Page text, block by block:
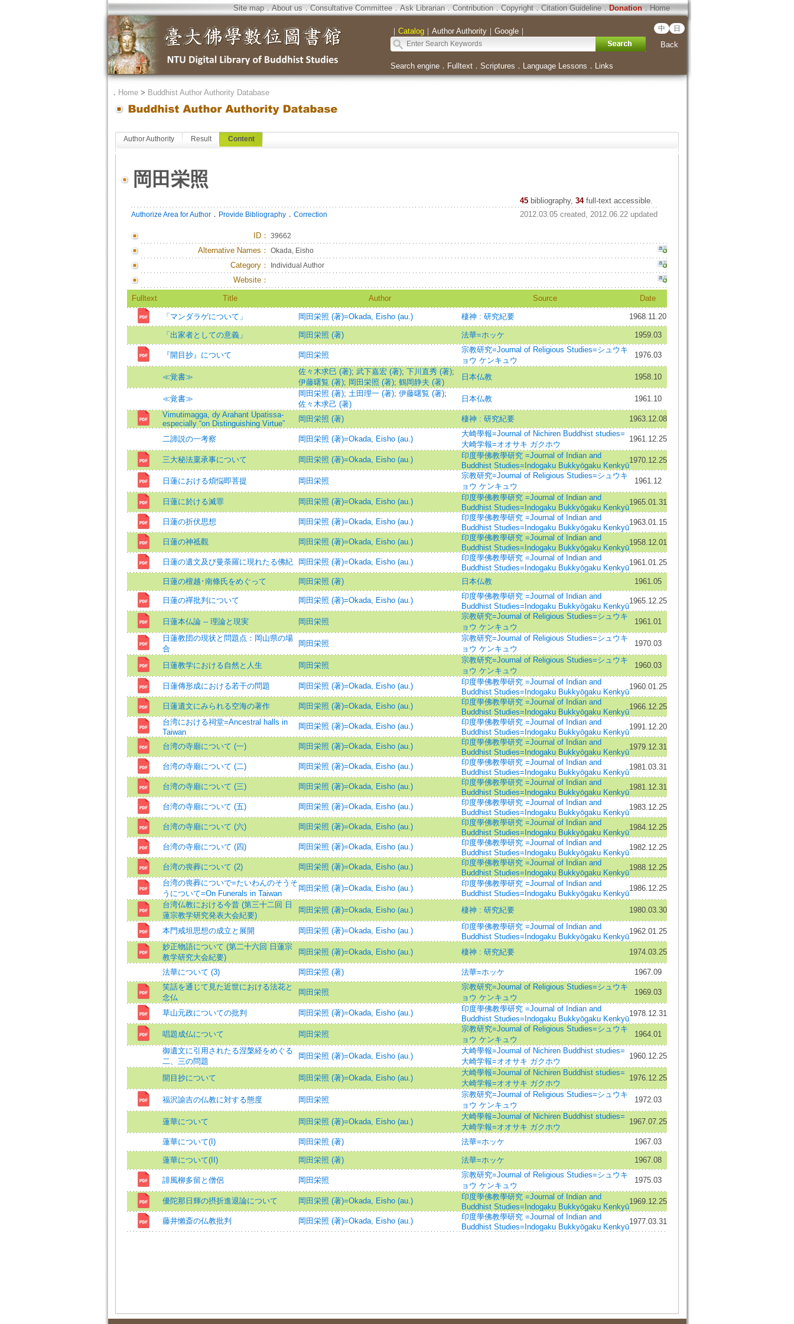
Site map．About us．Consultative Committee．Ask Librarian．Contribution．Copyright．Citation Guideline．Donation．Home
｜ Catalog｜ Author Authority｜ Google｜ 中 日
Back
Search engine． Fulltext． Scriptures ． Language Lessons ． Links
． Home> Buddhist Author Authority Database
Author Authority Result Content
岡田栄照
45 bibliography, 34full-text accessible.
Authorize Area for Author． Provide Bibliography． Correction 2012.03.05 created, 2012.06.22 updated
ID： 39662
Alternative Names： Okada, Eisho
Category： Individual Author
Website：
Fulltext Title Author Source Date
「マンダラゲについて」 岡田栄照 (著)=Okada, Eisho (au.) 棲神 : 研究紀要 1968.11.20
「出家者としての意義」 岡田栄照 (著) 法華=ホッケ 1959.03
『開目抄』について 岡田栄照
宗教研究=Journal of Religious Studies=シュウキ
ョウ ケンキュウ
1976.03
≪覚書≫
佐々木求巳 (著); 武下嘉宏 (著); 下川直秀 (著);
伊藤曙覧 (著); 岡田栄照 (著); 鶴岡静夫 (著)
日本仏教 1958.10
≪覚書≫
岡田栄照 (著); 土田理一 (著); 伊藤曙覧 (著);
佐々木求己 (著)
日本仏教
1961.10
Vimutimagga, dy Arahant Upatissa-
especially “on Distinguishing Virtue”
岡田栄照 (著) 棲神 : 研究紀要 1963.12.08
二諦説の一考察 岡田栄照 (著)=Okada, Eisho (au.)
大崎學報=Journal of Nichiren Buddhist studies=
大崎学報=オオサキ ガクホウ
1961.12.25
三大秘法稟承事について 岡田栄照 (著)=Okada, Eisho (au.)
印度學佛教學研究 =Journal of Indian and
Buddhist Studies=Indogaku Bukkyōgaku Kenkyū
1970.12.25
日蓮における煩悩即菩提 岡田栄照
宗教研究=Journal of Religious Studies=シュウキ
ョウ ケンキュウ
1961.12
日蓮に於ける滅罪 岡田栄照 (著)=Okada, Eisho (au.)
印度學佛教學研究 =Journal of Indian and
Buddhist Studies=Indogaku Bukkyōgaku Kenkyū
1965.01.31
日蓮の折伏思想 岡田栄照 (著)=Okada, Eisho (au.)
印度學佛教學研究 =Journal of Indian and
Buddhist Studies=Indogaku Bukkyōgaku Kenkyū
1963.01.15
日蓮の神祗觀 岡田栄照 (著)=Okada, Eisho (au.)
印度學佛教學研究 =Journal of Indian and
Buddhist Studies=Indogaku Bukkyōgaku Kenkyū
1958.12.01
日蓮の遺文及び曼荼羅に現れたる佛紀 岡田栄照 (著)=Okada, Eisho (au.)
印度學佛教學研究 =Journal of Indian and
Buddhist Studies=Indogaku Bukkyōgaku Kenkyū
1961.01.25
日蓮の檀越･南條氏をめぐって 岡田栄照 (著) 日本仏教 1961.05
日蓮の禪批判について 岡田栄照 (著)=Okada, Eisho (au.)
印度學佛教學研究 =Journal of Indian and
Buddhist Studies=Indogaku Bukkyōgaku Kenkyū
1965.12.25
日蓮本仏論 -- 理論と現実 岡田栄照
宗教研究=Journal of Religious Studies=シュウキ
ョウ ケンキュウ
1961.01
日蓮教団の現状と問題点：岡山県の場
合
岡田栄照
宗教研究=Journal of Religious Studies=シュウキ
ョウ ケンキュウ
1970.03
日蓮教学における自然と人生 岡田栄照
宗教研究=Journal of Religious Studies=シュウキ
ョウ ケンキュウ
1960.03
日蓮傳形成における若干の問題 岡田栄照 (著)=Okada, Eisho (au.)
印度學佛教學研究 =Journal of Indian and
Buddhist Studies=Indogaku Bukkyōgaku Kenkyū
1960.01.25
日蓮遺文にみられる空海の著作 岡田栄照 (著)=Okada, Eisho (au.)
印度學佛教學研究 =Journal of Indian and
Buddhist Studies=Indogaku Bukkyōgaku Kenkyū
1966.12.25
台湾における祠堂=Ancestral halls in
Taiwan
岡田栄照 (著)=Okada, Eisho (au.)
印度學佛教學研究 =Journal of Indian and
Buddhist Studies=Indogaku Bukkyōgaku Kenkyū
1991.12.20
台湾の寺廟について (一) 岡田栄照 (著)=Okada, Eisho (au.)
印度學佛教學研究 =Journal of Indian and
Buddhist Studies=Indogaku Bukkyōgaku Kenkyū
1979.12.31
台湾の寺廟について (二) 岡田栄照 (著)=Okada, Eisho (au.)
印度學佛教學研究 =Journal of Indian and
Buddhist Studies=Indogaku Bukkyōgaku Kenkyū
1981.03.31
台湾の寺廟について (三) 岡田栄照 (著)=Okada, Eisho (au.)
印度學佛教學研究 =Journal of Indian and
Buddhist Studies=Indogaku Bukkyōgaku Kenkyū
1981.12.31
台湾の寺廟について (五) 岡田栄照 (著)=Okada, Eisho (au.)
印度學佛教學研究 =Journal of Indian and
Buddhist Studies=Indogaku Bukkyōgaku Kenkyū
1983.12.25
台湾の寺廟について (六) 岡田栄照 (著)=Okada, Eisho (au.)
印度學佛教學研究 =Journal of Indian and
Buddhist Studies=Indogaku Bukkyōgaku Kenkyū
1984.12.25
台湾の寺廟について (四) 岡田栄照 (著)=Okada, Eisho (au.)
印度學佛教學研究 =Journal of Indian and
Buddhist Studies=Indogaku Bukkyōgaku Kenkyū
1982.12.25
台湾の喪葬について (2) 岡田栄照 (著)=Okada, Eisho (au.)
印度學佛教學研究 =Journal of Indian and
Buddhist Studies=Indogaku Bukkyōgaku Kenkyū
1988.12.25
台湾の喪葬についで=たいわんのそうそ
うについて=On Funerals in Taiwan
岡田栄照 (著)=Okada, Eisho (au.)
印度學佛教學研究 =Journal of Indian and
Buddhist Studies=Indogaku Bukkyōgaku Kenkyū
1986.12.25
台湾仏教における今昔 (第三十二回 日
蓮宗教学研究発表大会紀要)
岡田栄照 (著)=Okada, Eisho (au.) 棲神 : 研究紀要 1980.03.30
本門戒坦思想の成立と展開 岡田栄照 (著)=Okada, Eisho (au.)
印度學佛教學研究 =Journal of Indian and
Buddhist Studies=Indogaku Bukkyōgaku Kenkyū
1962.01.25
妙正物語について (第二十六回 日蓮宗
教学研究大会紀要)
岡田栄照 (著)=Okada, Eisho (au.) 棲神 : 研究紀要 1974.03.25
法華について (3) 岡田栄照 (著) 法華=ホッケ
1967.09
笑話を通じて見た近世における法花と
念仏
岡田栄照
宗教研究=Journal of Religious Studies=シュウキ
ョウ ケンキュウ
1969.03
草山元政についての批判 岡田栄照 (著)=Okada, Eisho (au.)
印度學佛教學研究 =Journal of Indian and
Buddhist Studies=Indogaku Bukkyōgaku Kenkyū
1978.12.31
唱題成仏について 岡田栄照
宗教研究=Journal of Religious Studies=シュウキ
ョウ ケンキュウ
1964.01
御遺文に引用されたる涅槃経をめぐる
二、三の問題
岡田栄照 (著)=Okada, Eisho (au.)
大崎學報=Journal of Nichiren Buddhist studies=
大崎学報=オオサキ ガクホウ
1960.12.25
開目抄について 岡田栄照 (著)=Okada, Eisho (au.)
大崎學報=Journal of Nichiren Buddhist studies=
大崎学報=オオサキ ガクホウ
1976.12.25
福沢諭吉の仏教に対する態度 岡田栄照
宗教研究=Journal of Religious Studies=シュウキ
ョウ ケンキュウ
1972.03
蓮華について 岡田栄照 (著)=Okada, Eisho (au.)
大崎學報=Journal of Nichiren Buddhist studies=
大崎学報=オオサキ ガクホウ
1967.07.25
蓮華について(I) 岡田栄照 (著) 法華=ホッケ 1967.03
蓮華について(II) 岡田栄照 (著) 法華=ホッケ 1967.08
誹風柳多留と僧侶 岡田栄照
宗教研究=Journal of Religious Studies=シュウキ
ョウ ケンキュウ
1975.03
優陀那日輝の摂折進退論について 岡田栄照 (著)=Okada, Eisho (au.)
印度學佛教學研究 =Journal of Indian and
Buddhist Studies=Indogaku Bukkyōgaku Kenkyū
1969.12.25
藤井懶斎の仏教批判 岡田栄照 (著)=Okada, Eisho (au.)
印度學佛教學研究 =Journal of Indian and
Buddhist Studies=Indogaku Bukkyōgaku Kenkyū
1977.03.31